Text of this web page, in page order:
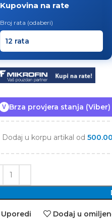
Kupovina na rate
Broj rata (odaberi)
V Brza provjera stanja (Viber)
Dodaj u korpu artikal od 500.00
Uporedi Dodaj u